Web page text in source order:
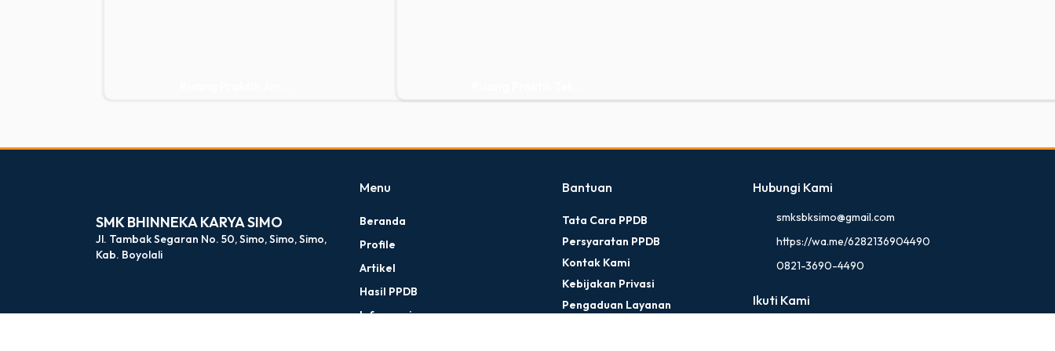
SMK BHINNEKA KARYA SIMO
Jl. Tambak Segaran No. 50, Simo, Simo, Simo,
Kab. Boyolali
Menu
Beranda
Profile
Artikel
Hasil PPDB
Informasi
Bantuan
Tata Cara PPDB
Persyaratan PPDB
Kontak Kami
Kebijakan Privasi
Pengaduan Layanan
Hubungi Kami
smksbksimo@gmail.com
https://wa.me/6282136904490
0821-3690-4490
Ikuti Kami